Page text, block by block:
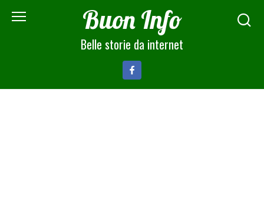
Buon Info
Belle storie da internet